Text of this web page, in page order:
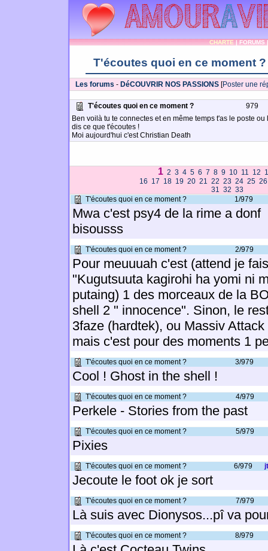
CHARTE|FORUMS
T'écoutes quoi en ce moment ?
Les forums - DéCOUVRIR NOS PASSIONS [Poster une
T'écoutes quoi en ce moment ?
979
Ben voilà tu te connectes et en même temps t'as le poste
dis ce que t'écoutes !
Moi aujourd'hui c'est Christian Death
1 2 3 4 5 6 7 8 9 10 11 12
16 17 18 19 20 21 22 23 24 25 26
31 32 33
T'écoutes quoi en ce moment ?
1/979
Mwa c'est psy4 de la rime a donf
bisousss
T'écoutes quoi en ce moment ? 2/979
Pour meuuuah c'est (attend je
"Kugutsuuta kagirohi ha yomi ni
putaing) 1 des morceaux de la
shell 2 " innocence". Sinon, le
3faze (hardtek), ou Massiv
mais c'est pour des moments 1
T'écoutes quoi en ce moment ? 3/979
Cool ! Ghost in the shell !
T'écoutes quoi en ce moment ? 4/979
Perkele - Stories from the past
T'écoutes quoi en ce moment ? 5/979
Pixies
T'écoutes quoi en ce moment ? 6/979
Jecoute le foot ok je sort
T'écoutes quoi en ce moment ? 7/979
Là suis avec Dionysos...pî va
T'écoutes quoi en ce moment ? 8/979